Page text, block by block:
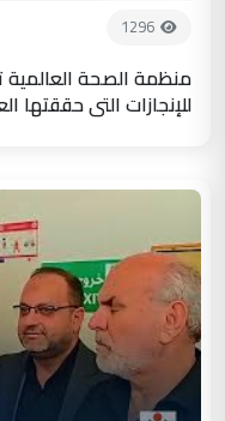
1296
منظمة الصحة العالمية
للإنجازات التي حققتها